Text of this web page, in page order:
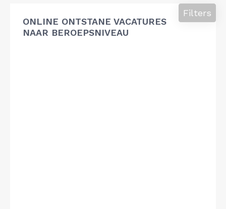
ONLINE ONTSTANE VACATURES
NAAR BEROEPSNIVEAU
Filters